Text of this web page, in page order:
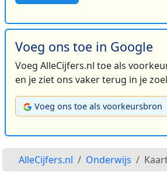
Voeg ons toe in Google
Voeg AlleCijfers.nl toe als
en je ziet ons vaker terug in je
Voeg ons toe als voorkeursbron
AlleCijfers.nl Onderwijs